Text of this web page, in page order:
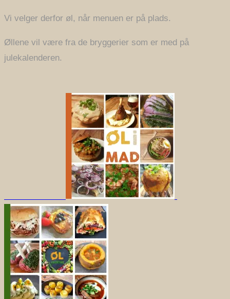
Vi velger derfor øl, når menuen er på plads.
Øllene vil være fra de bryggerier som er med på
julekalenderen.